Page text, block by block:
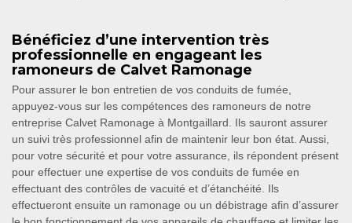
Bénéficiez d’une intervention très
professionnelle en engageant les
ramoneurs de Calvet Ramonage
Pour assurer le bon entretien de vos conduits de fumée,
appuyez-vous sur les compétences des ramoneurs de notre
entreprise Calvet Ramonage à Montgaillard. Ils sauront assurer
un suivi très professionnel afin de maintenir leur bon état. Aussi,
pour votre sécurité et pour votre assurance, ils répondent présent
pour effectuer une expertise de vos conduits de fumée en
effectuant des contrôles de vacuité et d’étanchéité. Ils
effectueront ensuite un ramonage ou un débistrage afin d’assurer